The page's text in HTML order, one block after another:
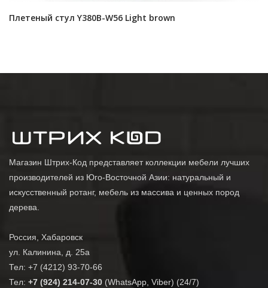
Плетеный стул Y380B-W56 Light brown
Магазин Штрих-Код представляет коллекции мебели лучших
производителей из Юго-Восточной Азии: натуральный и
искусственный ротанг, мебель из массива и ценных пород
дерева.
Россия, Хабаровск
ул. Калинина, д. 25а
Тел: +7 (4212) 93-70-66
Тел: +7 (924) 214-07-30 (WhatsApp, Viber) (24/7)